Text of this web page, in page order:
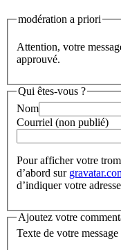
modération a priori
Attention, votre
approuvé.
Qui êtes-vous ?
Nom
Courriel (non publié)
Pour afficher votre
d’abord sur
d’indiquer votre
Ajoutez votre
Texte de votre message